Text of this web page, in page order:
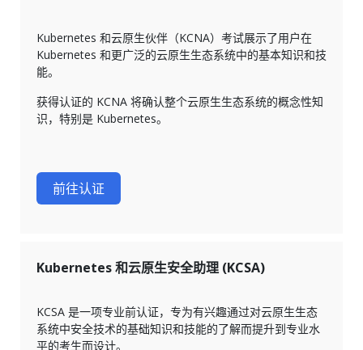
Kubernetes 和云原生伙伴（KCNA）考试展示了用户在
Kubernetes 和更广泛的云原生生态系统中的基本知识和技
能。
获得认证的 KCNA 将确认整个云原生生态系统的概念性知
识，特别是 Kubernetes。
前往认证
Kubernetes 和云原生安全助理 (KCSA)
KCSA 是一项专业前认证，专为有兴趣通过对云原生生态
系统中安全技术的基础知识和技能的了解而提升到专业水
平的考生而设计。